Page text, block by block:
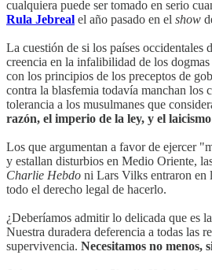
cualquiera puede ser tomado en serio
Rula Jebreal el año pasado en el show
La cuestión de si los países occidentales
creencia en la infalibilidad de los
con los principios de los preceptos de
contra la blasfemia todavía manchan los
tolerancia a los musulmanes que
razón, el imperio de la ley, y el laicismo
Los que argumentan a favor de ejercer
y estallan disturbios en Medio Oriente,
Charlie Hebdo ni Lars Vilks entraron en
todo el derecho legal de hacerlo.
¿Deberíamos admitir lo delicada que es
Nuestra duradera deferencia a todas las
supervivencia. Necesitamos no menos,